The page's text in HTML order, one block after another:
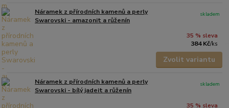
Náramek z přírodních kamenů a perly
Swarovski - amazonit a růženín
35 % sleva
384 Kč/ks
skladem
Zvolit variantu
Náramek z přírodních kamenů a perly
Swarovski - bílý jadeit a růženín
35 % sleva
skladem